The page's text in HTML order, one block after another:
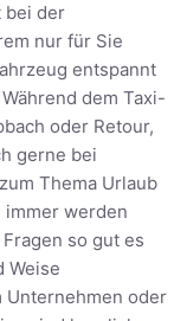
bei der
nur für Sie
entspannt
dem Taxi-
oder Retour,
gerne bei
Thema Urlaub
werden
so gut es
Weise
Unternehmen oder